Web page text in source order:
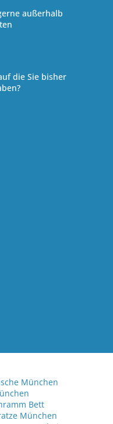
außerhalb
die Sie bisher
München
Bett
München